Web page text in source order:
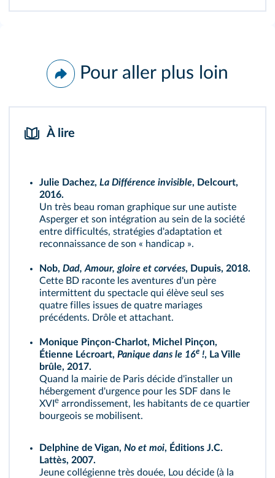
Pour aller plus loin
À lire
Julie Dachez, La Différence invisible, Delcourt,
2016.
Un très beau roman graphique sur une autiste
Asperger et son intégration au sein de la société
entre difficultés, stratégies d'adaptation et
reconnaissance de son « handicap ».
Nob, Dad, Amour, gloire et corvées, Dupuis, 2018.
Cette BD raconte les aventures d'un père
intermittent du spectacle qui élève seul ses
quatre filles issues de quatre mariages
précédents. Drôle et attachant.
Monique Pinçon-Charlot, Michel Pinçon,
Étienne Lécroart, Panique dans le 16e !, La Ville
brûle, 2017.
Quand la mairie de Paris décide d'installer un
hébergement d'urgence pour les SDF dans le
XVI e arrondissement, les habitants de ce quartier
bourgeois se mobilisent.
Delphine de Vigan, No et moi, Éditions J.C.
Lattès, 2007.
Jeune collégienne très douée, Lou décide (à la